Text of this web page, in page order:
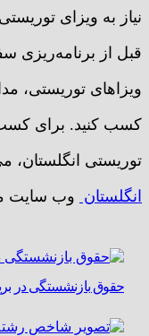
نیاز به ویزای
قبل از برنامه‌ریزی
ویزاهای توریستی،
کسب کنید. برای کسب
توریستی انگلستان،
انگلستان وب سایت
حقوق بازنشستگی در